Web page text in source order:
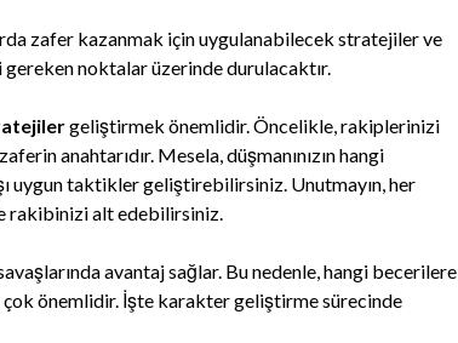
zafer kazanmak için uygulanabilecek stratejiler ve
gereken noktalar üzerinde durulacaktır.
geliştirmek önemlidir. Öncelikle, rakiplerinizi
anahtarıdır. Mesela, düşmanınızın hangi
uygun taktikler geliştirebilirsiniz. Unutmayın, her
rakibinizi alt edebilirsiniz.
avantaj sağlar. Bu nedenle, hangi becerilere
önemlidir. İşte karakter geliştirme sürecinde